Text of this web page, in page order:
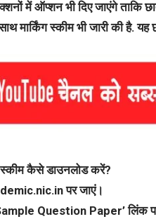
में ऑप्शन भी दिए जाएंगे ताकि
मार्किंग स्कीम भी जारी की है.
स्कीम कैसे डाउनलोड करें?
पर जाएं।
Question Paper’ लिंक